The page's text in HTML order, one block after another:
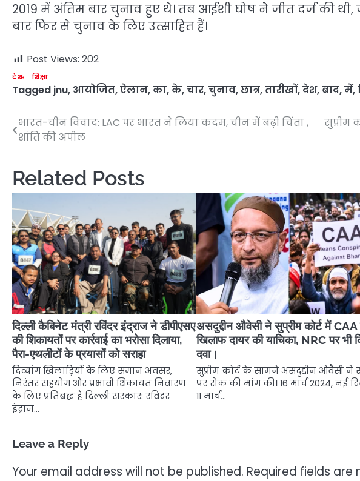
2019 में अंतिम बार चुनाव हुए थे। तब आईशी घोष ने जीत दर्ज की थी,
बार फिर से चुनाव के लिए उत्साहित हैं।
Post Views: 202
देश शिक्षा
Tagged jnu, आयोजित,ऐलान,का,के,चार,चुनाव,छात्र,तारीखों,देश,बाद,में,
Post
भारत-चीन विवाद: LAC पर भारत ने लिया कदम, चीन में बढ़ी चिंता ,
शांति की अपील
सुप्रीम
Related Posts
दिल्ली कैबिनेट मंत्री रविंदर इंद्राज ने डीपीएसए
की शिकायतों पर कार्रवाई का भरोसा दिलाया,
पैरा-एथलीटों के प्रयासों को सराहा
दिव्यांग खिलाड़ियों के लिए समान अवसर,
निरंतर सहयोग और प्रभावी शिकायत निवारण
के लिए प्रतिबद्ध है दिल्ली सरकार: रविंदर
इंद्राज…
असदुद्दीन औवेसी ने सुप्रीम कोर्ट में
खिलाफ दायर की याचिका, NRC पर भी
दवा।
सुप्रीम कोर्ट के सामने असदुद्दीन ओवैसी ने
पर रोक की मांग की। 16 मार्च 2024, नई
11 मार्च…
Leave a Reply
Your email address will not be published. Required fields are